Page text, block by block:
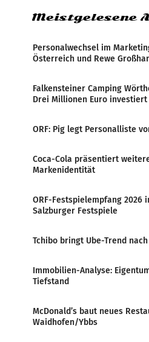
Meistgelesene
Personalwechsel im
Österreich und Rewe
Falkensteiner Camping
Drei Millionen Euro investiert
ORF: Pig legt Personalliste
Coca-Cola präsentiert
Markenidentität
ORF-Festspielempfang 2026
Salzburger Festspiele
Tchibo bringt Ube-Trend
Immobilien-Analyse:
Tiefstand
McDonald’s baut neues
Waidhofen/Ybbs